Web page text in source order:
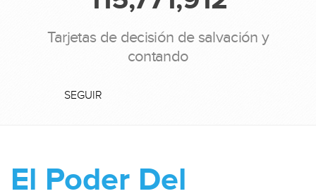
Tarjetas de decisión de salvación y
contando
SEGUIR
El Poder Del